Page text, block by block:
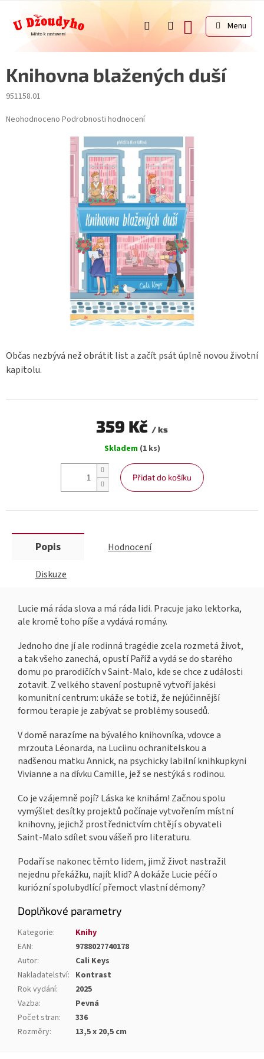
obsah
NÁKUPNÍ
KOŠÍK
Knihovna blažených duší
951158.01
Průměrné
Neohodnoceno Podrobnosti hodnocení
Občas nezbývá než obrátit list a začít psát úplně novou životní
kapitolu.
359 Kč / ks
cena:
Skladem (1 ks)
Přidat do košíku
Popis Hodnocení
Diskuze
Lucie má ráda slova a má ráda lidi. Pracuje jako lektorka,
ale kromě toho píše a vydává romány.
Jednoho dne jí ale rodinná tragédie zcela rozmetá život,
a tak všeho zanechá, opustí Paříž a vydá se do starého
domu po prarodičích v Saint-Malo, kde se chce z události
zotavit. Z velkého stavení postupně vytvoří jakési
komunitní centrum: ukáže se totiž, že nejúčinnější
formou terapie je zabývat se problémy sousedů.
V domě narazíme na bývalého knihovníka, vdovce a
mrzouta Léonarda, na Luciinu ochranitelskou a
nadšenou matku Annick, na psychicky labilní knihkupkyni
Vivianne a na dívku Camille, jež se nestýká s rodinou.
Co je vzájemně pojí? Láska ke knihám! Začnou spolu
vymýšlet desítky projektů počínaje vytvořením místní
knihovny, jejichž prostřednictvím chtějí s obyvateli
Saint-Malo sdílet svou vášeň pro literaturu.
Podaří se nakonec těmto lidem, jimž život nastražil
nejednu překážku, najít klid? A dokáže Lucie péčí o
kuriózní spolubydlící přemoct vlastní démony?
Doplňkové parametry
Kategorie:
Knihy
EAN:
9788027740178
Autor:
Cali Keys
Nakladatelství: Kontrast
Rok vydání:
2025
Vazba:
Pevná
Počet stran:
336
Rozměry: 13,5 x 20,5 cm